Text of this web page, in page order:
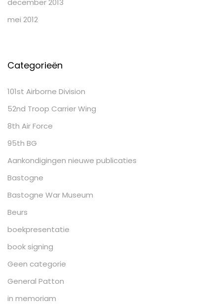
december 2013
mei 2012
Categorieën
101st Airborne Division
52nd Troop Carrier Wing
8th Air Force
95th BG
Aankondigingen nieuwe publicaties
Bastogne
Bastogne War Museum
Beurs
boekpresentatie
book signing
Geen categorie
General Patton
in memoriam